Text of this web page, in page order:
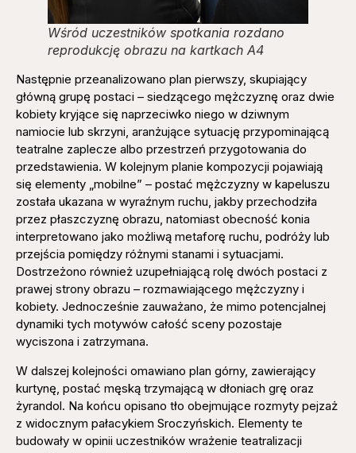
Wśród uczestników spotkania rozdano
reprodukcję obrazu na kartkach A4
Następnie przeanalizowano plan pierwszy, skupiający
główną grupę postaci – siedzącego mężczyznę oraz dwie
kobiety kryjące się naprzeciwko niego w dziwnym
namiocie lub skrzyni, aranżujące sytuację przypominającą
teatralne zaplecze albo przestrzeń przygotowania do
przedstawienia. W kolejnym planie kompozycji pojawiają
się elementy „mobilne” – postać mężczyzny w kapeluszu
została ukazana w wyraźnym ruchu, jakby przechodziła
przez płaszczyznę obrazu, natomiast obecność konia
interpretowano jako możliwą metaforę ruchu, podróży lub
przejścia pomiędzy różnymi stanami i sytuacjami.
Dostrzeżono również uzupełniającą rolę dwóch postaci z
prawej strony obrazu – rozmawiającego mężczyzny i
kobiety. Jednocześnie zauważano, że mimo potencjalnej
dynamiki tych motywów całość sceny pozostaje
wyciszona i zatrzymana.
W dalszej kolejności omawiano plan górny, zawierający
kurtynę, postać męską trzymającą w dłoniach grę oraz
żyrandol. Na końcu opisano tło obejmujące rozmyty pejzaż
z widocznym pałacykiem Sroczyńskich. Elementy te
budowały w opinii uczestników wrażenie teatralizacji